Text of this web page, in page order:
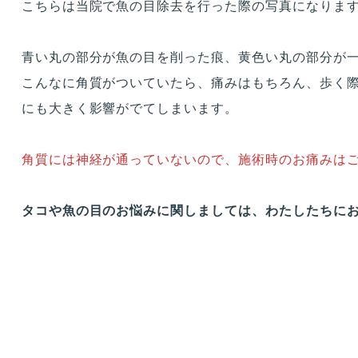
こちらは当院で魚の目除去を行った際の写真になりま
青い丸の部分が魚の目を削った痕、黄色い丸の部分が
こんなに角質がついていたら、痛みはもちろん、歩く
にも大きく影響がでてしまいます。
角質には神経が通っていないので、施術時のお痛みは
タコや魚の目のお悩みに関しましては、わたしたち